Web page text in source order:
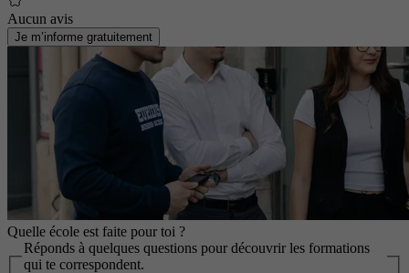
Aucun avis
Je m’informe gratuitement
Quelle école est faite pour toi ?
Réponds à quelques questions pour découvrir les formations
qui te correspondent.